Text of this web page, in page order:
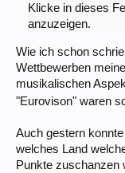
Klicke in dieses
anzuzeigen.
Wie ich schon
Wettbewerben
musikalischen
"Eurovison" waren
Auch gestern
welches Land
Punkte zuschanzen